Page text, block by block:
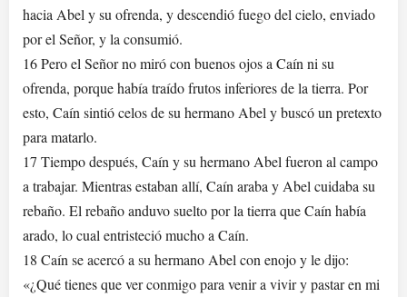
hacia Abel y su ofrenda, y descendió fuego del cielo, enviado
por el Señor, y la consumió.
16 Pero el Señor no miró con buenos ojos a Caín ni su
ofrenda, porque había traído frutos inferiores de la tierra. Por
esto, Caín sintió celos de su hermano Abel y buscó un pretexto
para matarlo.
17 Tiempo después, Caín y su hermano Abel fueron al campo
a trabajar. Mientras estaban allí, Caín araba y Abel cuidaba su
rebaño. El rebaño anduvo suelto por la tierra que Caín había
arado, lo cual entristeció mucho a Caín.
18 Caín se acercó a su hermano Abel con enojo y le dijo:
«¿Qué tienes que ver conmigo para venir a vivir y pastar en mi